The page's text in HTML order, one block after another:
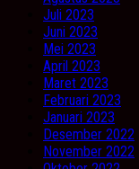
Juli 2023
Juni 2023
Mei 2023
April 2023
Maret 2023
Februari 2023
Januari 2023
Desember 2022
November 2022